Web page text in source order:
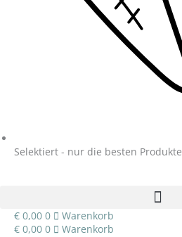
Selektiert - nur die besten Produkte
€ 0,00 0
Warenkorb
€ 0,00 0 Warenkorb